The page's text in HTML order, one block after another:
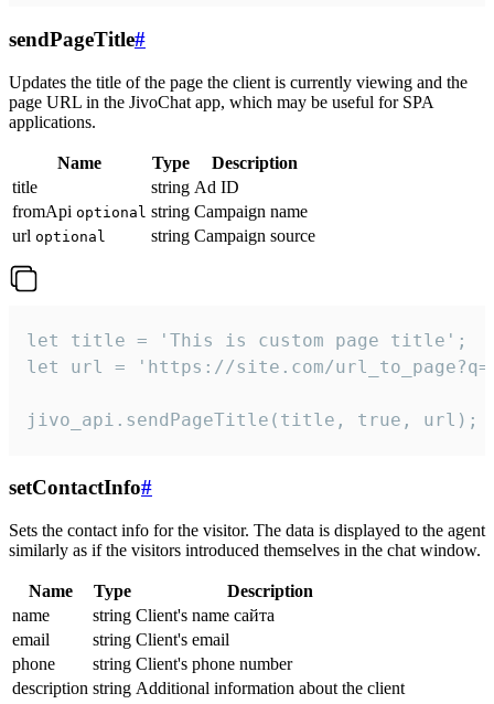
sendPageTitle#
Updates the title of the page the client is currently viewing and the
page URL in the JivoChat app, which may be useful for SPA
applications.
Name Type
Description
title
string Ad ID
fromApi optional string Campaign name
url optional string Campaign source
let title = 'This is custom page title';
let url = 'https://site.com/
jivo_api.sendPageTitle(title, true, url);
setContactInfo#
Sets the contact info for the visitor. The data is displayed to the agent
similarly as if the visitors introduced themselves in the chat window.
Name Type
Description
name
string Client's name сайта
email
string Client's email
phone
string Client's phone number
description string Additional information about the client